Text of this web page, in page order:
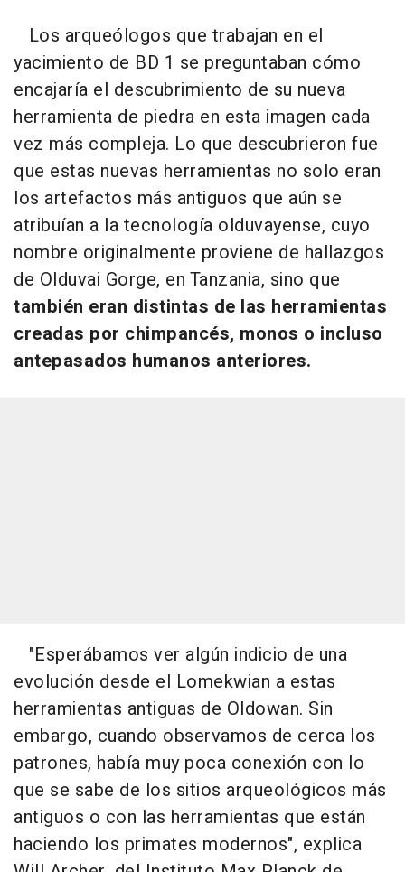
Los arqueólogos que trabajan en el
yacimiento de BD 1 se preguntaban cómo
encajaría el descubrimiento de su nueva
herramienta de piedra en esta imagen cada
vez más compleja. Lo que descubrieron fue
que estas nuevas herramientas no solo eran
los artefactos más antiguos que aún se
atribuían a la tecnología olduvayense, cuyo
nombre originalmente proviene de hallazgos
de Olduvai Gorge, en Tanzania, sino que
también eran distintas de las herramientas
creadas por chimpancés, monos o incluso
antepasados humanos anteriores.
"Esperábamos ver algún indicio de una
evolución desde el Lomekwian a estas
herramientas antiguas de Oldowan. Sin
embargo, cuando observamos de cerca los
patrones, había muy poca conexión con lo
que se sabe de los sitios arqueológicos más
antiguos o con las herramientas que están
haciendo los primates modernos", explica